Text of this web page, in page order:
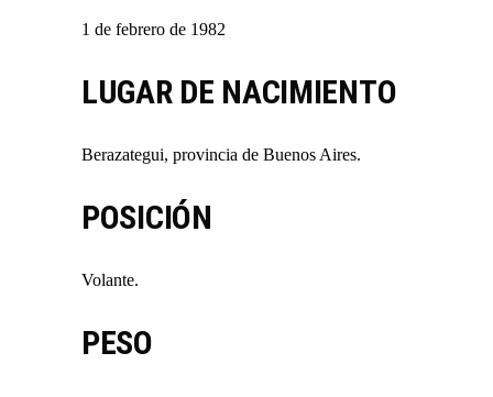
1 de febrero de 1982
LUGAR DE NACIMIENTO
Berazategui, provincia de Buenos Aires.
POSICIÓN
Volante.
PESO